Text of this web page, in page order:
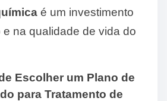
é um investimento
na qualidade de vida do
Escolher um Plano de
para Tratamento de